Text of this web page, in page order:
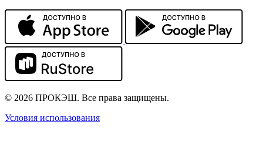
© 2026 ПРОКЭШ. Все права защищены.
Условия использования